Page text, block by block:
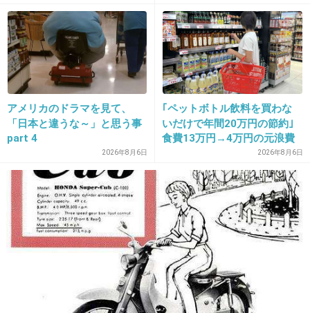
姪っこにハタチのプレゼントなにがいい？って
聞いた。一生に一度のことだし奮発してあげる
つもりだったのに、「肉」って答えられ
た・・・。
2013/05/18(土) 16:54:06
冬の誕生日でしたがバイト仲間にお願いして夢だった冬の
花火をして祝ってもらいました♪
忘れられない思い出です。
-1
2013/05/18(土) 16:58:30
アメリカのドラマを見て、
「日本と違うな～」と思う事
part 4
2026年8月6日
｢ペットボトル飲料を買わな
いだけで年間20万円の節約｣
食費13万円→4万円の元浪費
主婦が買うのをやめた食品5
2026年8月6日